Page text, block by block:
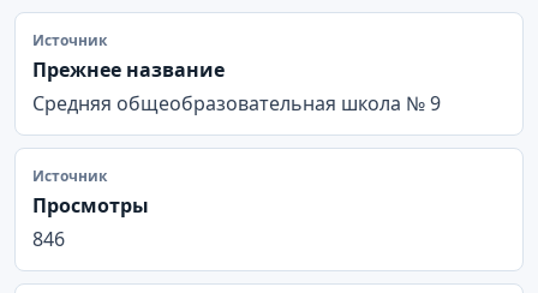
Источник
Прежнее название
Cредняя общеобразовательная школа № 9
Источник
Просмотры
846